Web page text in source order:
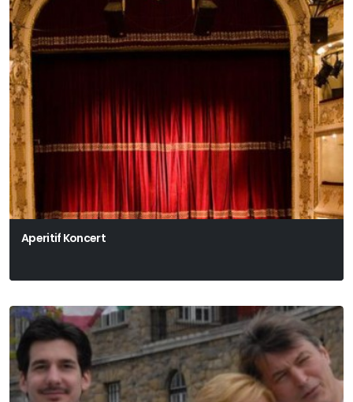
Aperitif Koncert